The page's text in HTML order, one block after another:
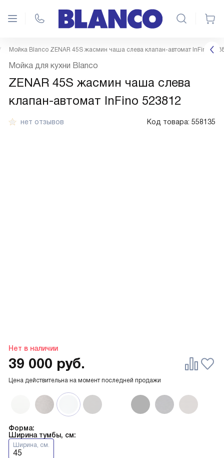
Мойка Blanco ZENAR 45S жасмин чаша слева клапан-автомат InFino
нет отзывов Код товара: 558135
Нет в наличии
Мойка для кухни Blanco
ZENAR 45S жасмин чаша слева
клапан-автомат InFino 523812
Форма:
Ширина тумбы, см:
Ширина, см.
45
Цена действительна на момент последней продажи
39 000 руб.